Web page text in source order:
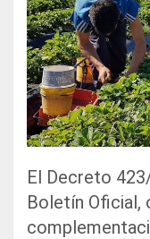
El Decreto
Boletín Oficial,